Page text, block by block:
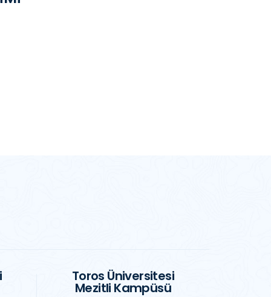
Toros Üniversitesi
Mezitli Kampüsü